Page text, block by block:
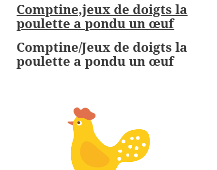
Comptine,jeux de doigts la
poulette a pondu un œuf
Comptine/Jeux de doigts la
poulette a pondu un œuf